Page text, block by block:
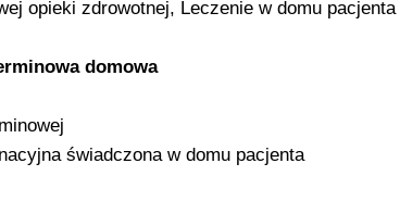
opieki zdrowotnej, Leczenie w domu pacjenta
domowa
świadczona w domu pacjenta